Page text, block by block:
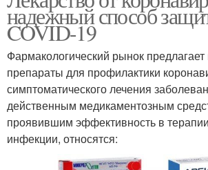
надежный способ
COVID-19
Фармакологический рынок
препараты для профилактики
симптоматического лечения
действенным медикаментозным
проявившим эффективность в
инфекции, относятся: